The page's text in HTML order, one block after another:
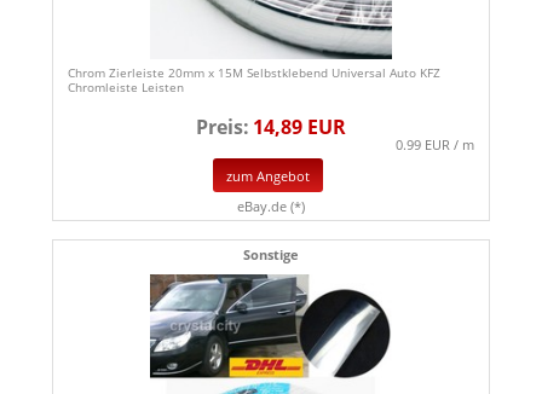
Chrom Zierleiste 20mm x 15M Selbstklebend Universal Auto KFZ
Chromleiste Leisten
Preis: 14,89 EUR
0.99 EUR / m
zum Angebot
eBay.de (*)
Sonstige